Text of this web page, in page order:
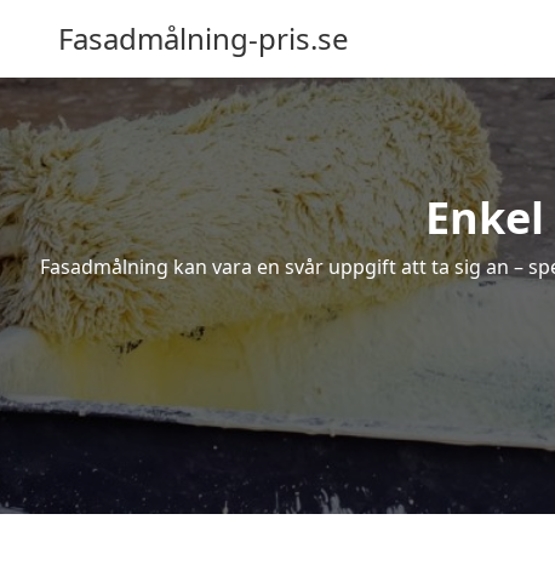
Fasadmålning-pris.se
Fasadmålning kan vara en svår uppgift att ta sig an –